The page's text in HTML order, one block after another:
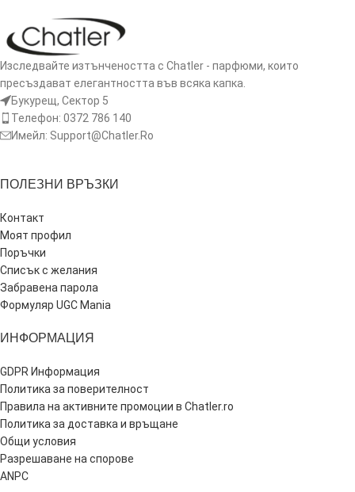
Изследвайте изтънчеността с Chatler - парфюми, които
пресъздават елегантността във всяка капка.
Букурещ, Сектор 5
Телефон: 0372 786 140
Имейл: Support@Chatler.Ro
ПОЛЕЗНИ ВРЪЗКИ
Контакт
Моят профил
Поръчки
Списък с желания
Забравена парола
Формуляр UGC Mania
ИНФОРМАЦИЯ
GDPR Информация
Политика за поверителност
Правила на активните промоции в Chatler.ro
Политика за доставка и връщане
Общи условия
Разрешаване на спорове
ANPC